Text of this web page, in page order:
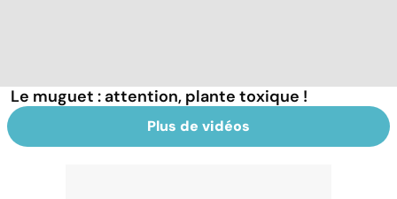
Le muguet : attention, plante toxique !
Plus de vidéos